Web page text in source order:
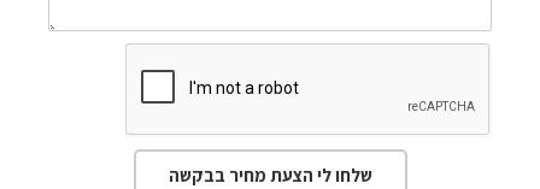
שלחו לי הצעת מחיר בבקשה